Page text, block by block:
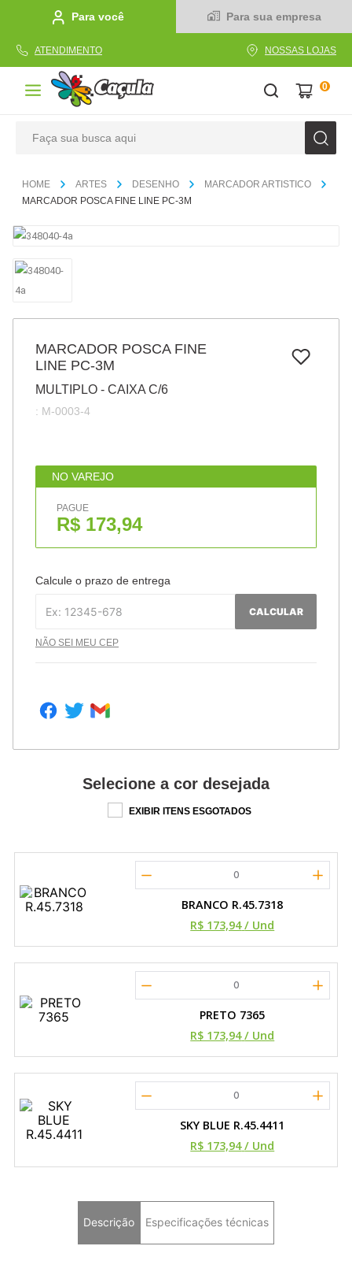
Para você Para sua empresa
ATENDIMENTO NOSSAS LOJAS
0
ARTES DESENHO
MARCADOR ARTISTICO
MARCADOR POSCA FINE LINE PC-3M
MARCADOR POSCA FINE
LINE PC-3M
MULTIPLO - CAIXA C/6
: M-0003-4
NO VAREJO
PAGUE
R$ 173,94
Calcule o prazo de entrega
CALCULAR
NÃO SEI MEU CEP
Selecione a cor desejada
EXIBIR ITENS ESGOTADOS
0
BRANCO R.45.7318
R$ 173,94 / Und
0
PRETO 7365
R$ 173,94 / Und
0
SKY BLUE R.45.4411
R$ 173,94 / Und
Descrição Especificações técnicas
1º caderno
2
papel
cola
barbante